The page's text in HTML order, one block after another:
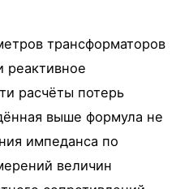
трансформаторов
реактивное
расчёты потерь
выше формула не
импеданса по
величин